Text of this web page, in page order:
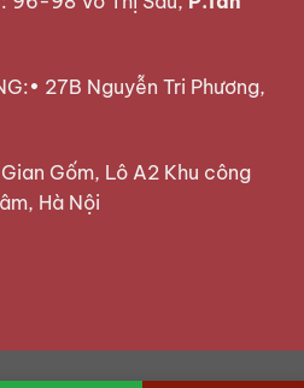
27B Nguyễn Tri Phương,
Gốm, Lô A2 Khu công
Hà Nội